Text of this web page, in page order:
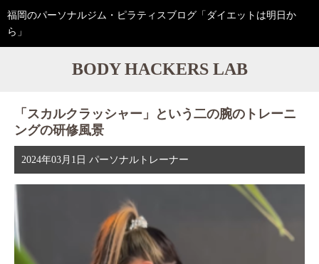
福岡のパーソナルジム・ピラティスブログ「ダイエットは明日か
ら」
BODY HACKERS LAB
「スカルクラッシャー」という二の腕のトレーニ
ングの研修風景
2024年03月1日 パーソナルトレーナー
動
画
レ
ー